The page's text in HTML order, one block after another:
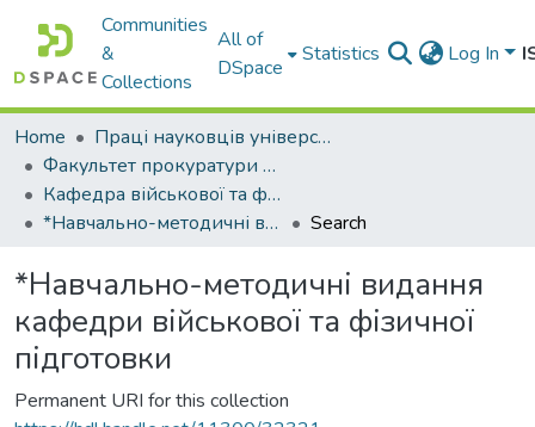
Communities
&
Collections
All of
DSpace
Statistics Log In
Home
Праці науковців університету
Факультет прокуратури та слідства (кримінальної юстиції)
Кафедра військової та фізичної підготовки
*Навчально-методичні видання кафедри військової та фізичної підготовки
Search
*Навчально-методичні видання
кафедри військової та фізичної
підготовки
Permanent URI for this collection